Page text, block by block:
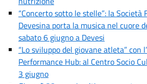
“Concerto sotto le stelle”: la Società
Devesina porta la musica nel cuore
sabato 6 giugno a Devesi
“Lo sviluppo del giovane atleta” con
Performance Hub: al Centro Socio
3 giugno